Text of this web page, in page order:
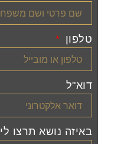
טלפון
דוא"ל
באיזה נושא תרצו